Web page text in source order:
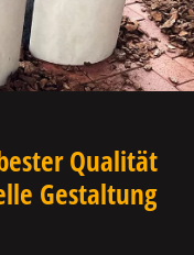
Qualität
Gestaltung